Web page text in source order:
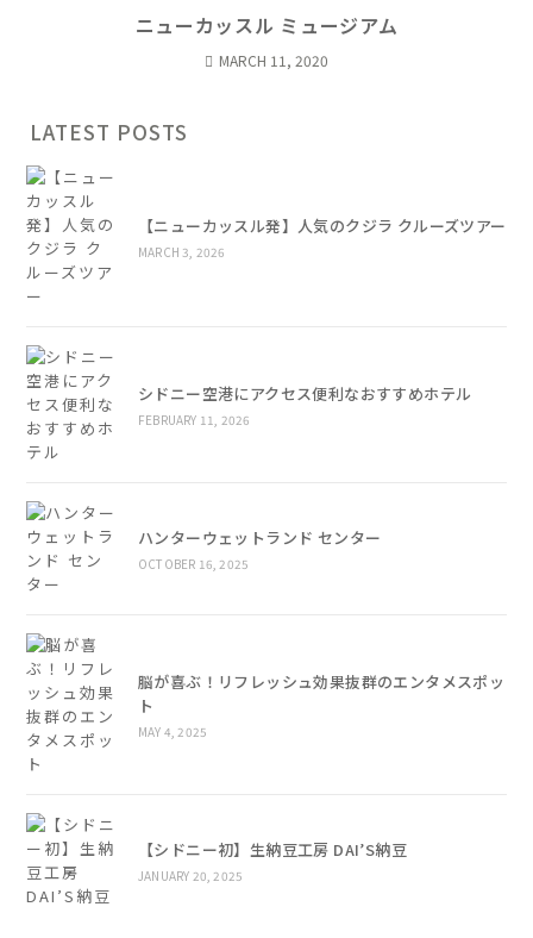
ニューカッスル ミュージアム
MARCH 11, 2020
LATEST POSTS
【ニューカッスル発】人気のクジラ クルーズツアー
MARCH 3, 2026
シドニー空港にアクセス便利なおすすめホテル
FEBRUARY 11, 2026
ハンターウェットランド センター
OCTOBER 16, 2025
脳が喜ぶ！リフレッシュ効果抜群のエンタメスポッ
ト
MAY 4, 2025
【シドニー初】生納豆工房 DAI’S納豆
JANUARY 20, 2025